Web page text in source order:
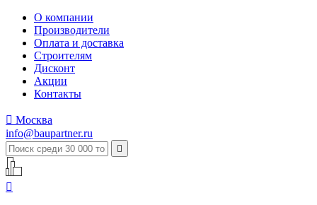
О компании
Производители
Оплата и доставка
Строителям
Дисконт
Акции
Контакты
 Москва
info@baupartner.ru

